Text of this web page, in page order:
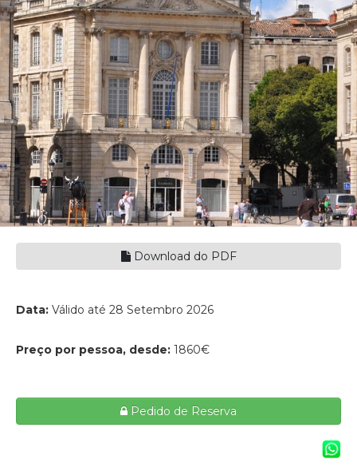
Download do PDF
Data: Válido até 28 Setembro 2026
Preço por pessoa, desde: 1860€
Pedido de Reserva